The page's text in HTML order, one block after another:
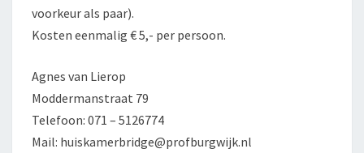
voorkeur als paar).
Kosten eenmalig € 5,- per persoon.
Agnes van Lierop
Moddermanstraat 79
Telefoon: 071 – 5126774
Mail: huiskamerbridge@profburgwijk.nl